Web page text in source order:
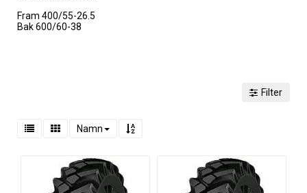
Fram 400/55-26.5
Bak 600/60-38
Filter
Namn